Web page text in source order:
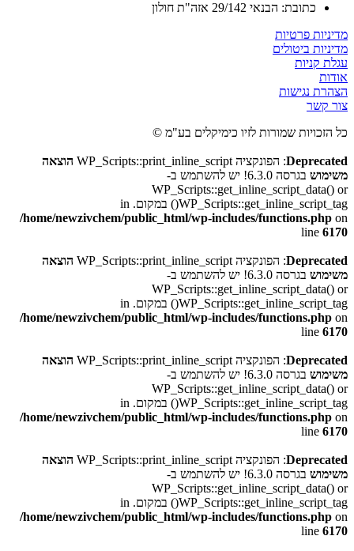
כתובת: הבנאי 29/142 אזה"ת חולון
מדיניות פרטיות
מדיניות ביטולים
עגלת קניות
אודות
הצהרת נגישות
צור קשר
כל הזכויות שמורות לזיו כימיקלים בע"מ ©
Deprecated: הפונקציה WP_Scripts::print_inline_script
הוצאה
משימוש
בגרסה 6.3.0! יש להשתמש ב-
WP_Scripts::get_inline_script_data() or
WP_Scripts::get_inline_script_tag() במקום. in
/home/newzivchem/public_html/wp-includes/functions.php on
line 6170
Deprecated: הפונקציה WP_Scripts::print_inline_script
הוצאה
משימוש
בגרסה 6.3.0! יש להשתמש ב-
WP_Scripts::get_inline_script_data() or
WP_Scripts::get_inline_script_tag() במקום. in
/home/newzivchem/public_html/wp-includes/functions.php on
line 6170
Deprecated: הפונקציה WP_Scripts::print_inline_script
הוצאה
משימוש
בגרסה 6.3.0! יש להשתמש ב-
WP_Scripts::get_inline_script_data() or
WP_Scripts::get_inline_script_tag() במקום. in
/home/newzivchem/public_html/wp-includes/functions.php on
line 6170
Deprecated: הפונקציה WP_Scripts::print_inline_script
הוצאה
משימוש
בגרסה 6.3.0! יש להשתמש ב-
WP_Scripts::get_inline_script_data() or
WP_Scripts::get_inline_script_tag() במקום. in
/home/newzivchem/public_html/wp-includes/functions.php on
line 6170